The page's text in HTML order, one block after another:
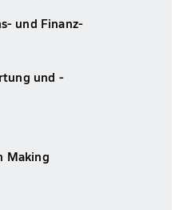
und Finanz-
und -
Making